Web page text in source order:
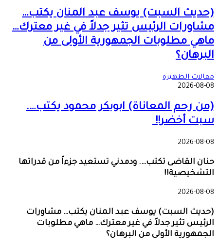
(حديث السبت) يوسف عبد المنان يكتب…
مشاورات الرئيس تثير جدلاً في غير معترك…
ماهي مطلوبات الجمهورية الأولى من
البرهان؟
مقالات الظهيرة
2026-08-08
(من رحم المعاناة) ابوبكر محمود يكتب….
سبت أخضر!!
2026-08-08
حنان القاضى تكتب…. ودمدني تستعيد جزءاً من قدراتها
التشخيصية!!
2026-08-08
(حديث السبت) يوسف عبد المنان يكتب… مشاورات
الرئيس تثير جدلاً في غير معترك… ماهي مطلوبات
الجمهورية الأولى من البرهان؟